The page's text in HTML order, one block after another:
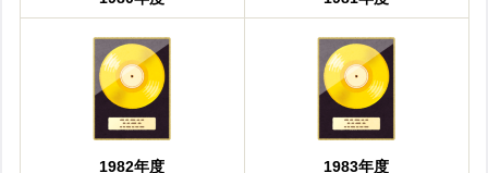
1982年度 1983年度